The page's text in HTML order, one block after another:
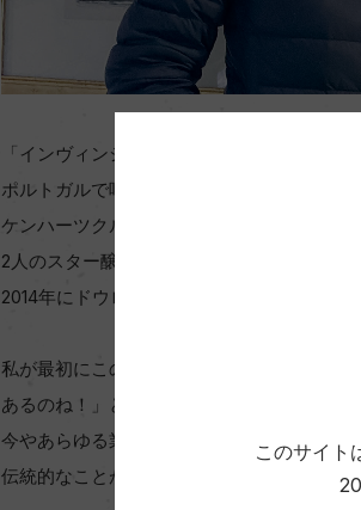
「インヴィンシブル=無敵」という意味を
ポルトガルで喝采を浴びるワイナリー「コ
ケンハーツクルーフ」の醸造家マーク・ケ
2人のスター醸造家のコラボレーションによ
2014年にドウロを旅したマークがコンセイ
私が最初にこの「インヴィンシブル」に出
あるのね！」ということであった。
今やあらゆる業界でみかける「コラボレー
伝統的なことが続いているイメージが強い
このサイト